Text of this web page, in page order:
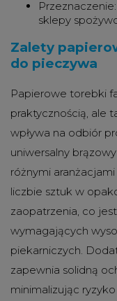
sklepy
Zalety
do pieczywa
Papierowe torebki
praktycznością, ale
wpływa na odbiór
uniwersalny
różnymi
liczbie sztuk w
zaopatrzenia, co
wymagających
piekarniczych.
zapewnia solidną
minimalizując